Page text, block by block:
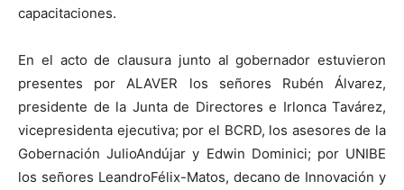
capacitaciones.
En el acto de clausura junto al gobernador estuvieron
presentes por ALAVER los señores Rubén Álvarez,
presidente de la Junta de Directores e Irlonca Tavárez,
vicepresidenta ejecutiva; por el BCRD, los asesores de la
GobernaciónJulioAndújar y Edwin Dominici; por UNIBE
los señores LeandroFélix-Matos, decano de Innovación y